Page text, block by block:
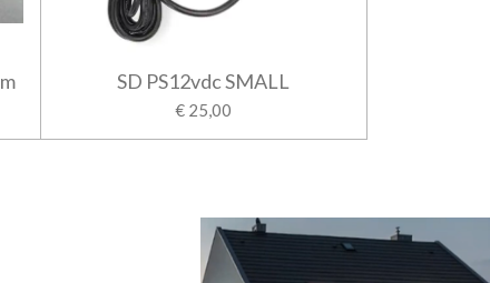
SD PS12vdc SMALL
€ 25,00